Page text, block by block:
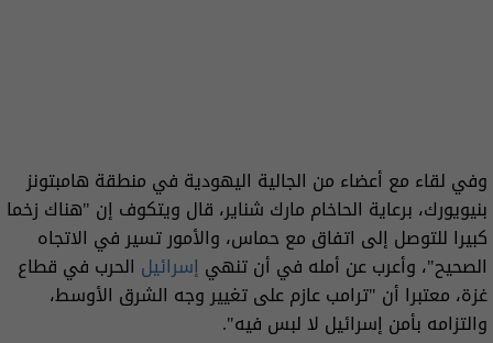
وفي لقاء مع أعضاء من الجالية اليهودية في منطقة هامبتونز
بنيويورك، برعاية الحاخام مارك شناير، قال ويتكوف إن "هناك زخما
كبيرا للتوصل إلى اتفاق مع حماس، والأمور تسير في الاتجاه
الصحيح"، وأعرب عن أمله في أن تنهي إسرائيل الحرب في قطاع
غزة، معتبرا أن "ترامب عازم على تغيير وجه الشرق الأوسط،
والتزامه بأمن إسرائيل لا لبس فيه".